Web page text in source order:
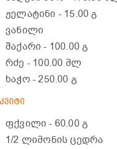
ჟელატინი - 15.00 გ
ვანილი
შაქარი- 100.00 გ
რძე - 100.00 მლ
ხაჭო- 250.00 გ
ფქვილი- 60.00 გ
1/2 ლიმონის ცედრა